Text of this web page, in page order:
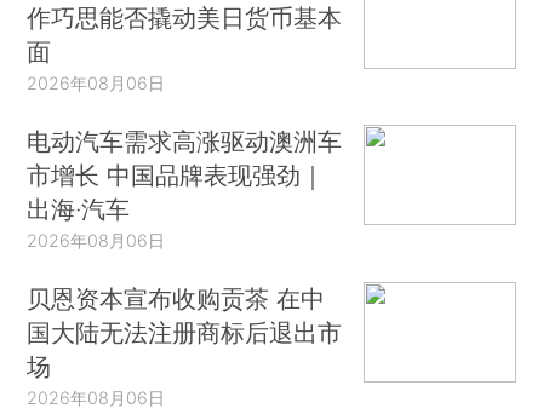
作巧思能否撬动美日货币基本
面
2026年08月06日
电动汽车需求高涨驱动澳洲车
市增长 中国品牌表现强劲｜
出海·汽车
2026年08月06日
贝恩资本宣布收购贡茶 在中
国大陆无法注册商标后退出市
场
2026年08月06日